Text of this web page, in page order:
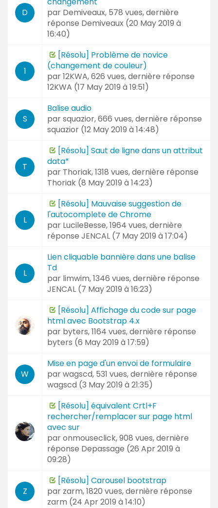
D
par Demiveaux, 578 vues, dernière
réponse Demiveaux (20 May 2019 à
16:40)
1
[Résolu] Problème de novice
(changement de couleur)
par12KWA, 626 vues, dernière réponse
12KWA (17 May 2019 à 19:51)
S
Balise audio
parsquazior, 666 vues, dernière réponse
squazior (12 May 2019 à 14:48)
T
[Résolu] Saut de ligne dans un attribut
data*
par Thoriak, 1318 vues, dernière réponse
Thoriak (8 May 2019 à 14:23)
L
[Résolu] Mauvaise suggestion de
l'autocomplete de Chrome
par LucileBesse, 1964 vues, dernière
réponse JENCAL (7 May 2019 à 17:04)
L
Lien cliquable bannière dans une balise
Td
par limwim, 1346 vues, dernière réponse
JENCAL (7 May 2019 à 16:23)
[Résolu] Affichage du code sur page
html avec Bootstrap 4.x
par byters, 1164 vues, dernière réponse
byters (6 May 2019 à 17:59)
W
Mise en page d'un envoi de formulaire
parwagscd, 531 vues, dernière réponse
wagscd (3 May 2019 à 21:35)
[Résolu] équivalent Crtl+F
rechercher/remplacer sur page html
avec sur
paronmouseclick, 908 vues, dernière
réponse Depassage (26 Apr 2019 à
09:28)
Z
[Résolu] Carousel bootstrap
par zarm, 1820 vues, dernière réponse
zarm (24 Apr 2019 à 14:10)